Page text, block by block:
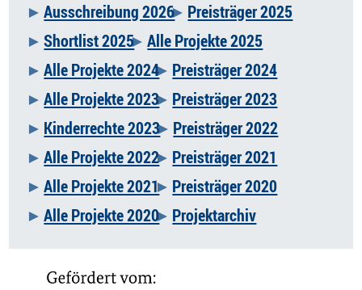
Navigation
überspringen
Ausschreibung 2026
Preisträger 2025
Shortlist 2025 Alle Projekte 2025
Alle Projekte 2024
Preisträger 2024
Alle Projekte 2023
Preisträger 2023
Kinderrechte 2023
Preisträger 2022
Alle Projekte 2022
Preisträger 2021
Alle Projekte 2021
Preisträger 2020
Alle Projekte 2020
Projektarchiv